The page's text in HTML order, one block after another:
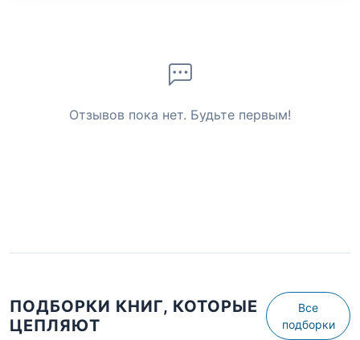
Отзывов пока нет. Будьте первым!
ПОДБОРКИ КНИГ, КОТОРЫЕ
ЦЕПЛЯЮТ
Все
подборки